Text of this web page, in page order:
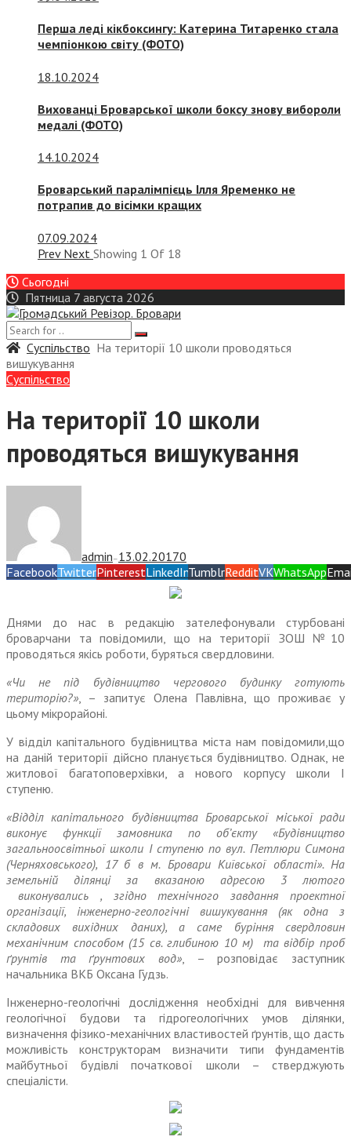
Перша леді кікбоксингу: Катерина Титаренко стала
чемпіонкою світу (ФОТО)
18.10.2024
Вихованці Броварської школи боксу знову вибороли
медалі (ФОТО)
14.10.2024
Броварський паралімпієць Ілля Яременко не
потрапив до вісімки кращих
07.09.2024
Prev Next Showing 1 Of 18
Сьогодні
Пятница 7 августа 2026
Суспiльство На території 10 школи проводяться
вишукування
Суспiльство
На території 10 школи
проводяться вишукування
admin — 13.02.20170
FacebookTwitterPinterestLinkedInTumblrRedditVKWhatsApp
Днями до нас в редакцію зателефонували стурбовані
броварчани та повідомили, що на території ЗОШ №10
проводяться якісь роботи, буряться свердловини.
«Чи не під будівництво чергового будинку готують
територію?», – запитує Олена Павлівна, що проживає у
цьому мікрорайоні.
У відділ капітального будівництва міста нам повідомили,що
на даній території дійсно планується будівництво. Однак, не
житлової багатоповерхівки, а нового корпусу школи І
ступеню.
«Відділ капітального будівництва Броварської міської ради
виконує функції замовника по об’єкту «Будівництво
загальноосвітньої школи І ступеню по вул. Петлюри Симона
(Черняховського), 17 б в м. Бровари Київської області». На
земельній ділянці за вказаною адресою 3 лютого
виконувались , згідно технічного завдання проектної
організації, інженерно-геологічні вишукування (як одна з
складових вихідних даних), а саме буріння свердловин
механічним способом (15 св. глибиною 10 м) та відбір проб
ґрунтів та ґрунтових вод», – розповідає заступник
начальника ВКБ Оксана Гудзь.
Інженерно-геологічні дослідження необхідні для вивчення
геологічної будови та гідрогеологічних умов ділянки,
визначення фізико-механічних властивостей ґрунтів, що дасть
можливість конструкторам визначити типи фундаментів
майбутньої будівлі початкової школи – стверджують
спеціалісти.